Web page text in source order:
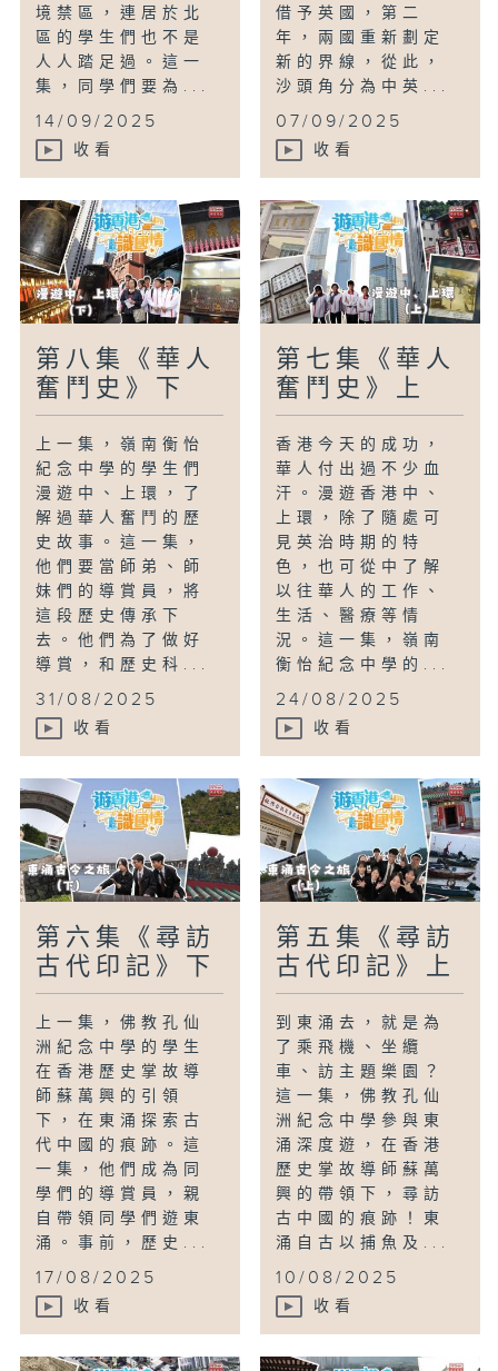
境禁區，連居於北
區的學生們也不是
人人踏足過。這一
集，同學們要為...
14/09/2025
收看
借予英國，第二
年，兩國重新劃定
新的界線，從此，
沙頭角分為中英...
07/09/2025
收看
第八集《華人
奮鬥史》下
上一集，嶺南衡怡
紀念中學的學生們
漫遊中、上環，了
解過華人奮鬥的歷
史故事。這一集，
他們要當師弟、師
妹們的導賞員，將
這段歷史傳承下
去。他們為了做好
導賞，和歷史科...
31/08/2025
收看
第七集《華人
奮鬥史》上
香港今天的成功，
華人付出過不少血
汗。漫遊香港中、
上環，除了隨處可
見英治時期的特
色，也可從中了解
以往華人的工作、
生活、醫療等情
況。這一集，嶺南
衡怡紀念中學的...
24/08/2025
收看
第六集《尋訪
古代印記》下
上一集，佛教孔仙
洲紀念中學的學生
在香港歷史掌故導
師蘇萬興的引領
下，在東涌探索古
代中國的痕跡。這
一集，他們成為同
學們的導賞員，親
自帶領同學們遊東
涌。事前，歷史...
17/08/2025
收看
第五集《尋訪
古代印記》上
到東涌去，就是為
了乘飛機、坐纜
車、訪主題樂園？
這一集，佛教孔仙
洲紀念中學參與東
涌深度遊，在香港
歷史掌故導師蘇萬
興的帶領下，尋訪
古中國的痕跡！東
涌自古以捕魚及...
10/08/2025
收看